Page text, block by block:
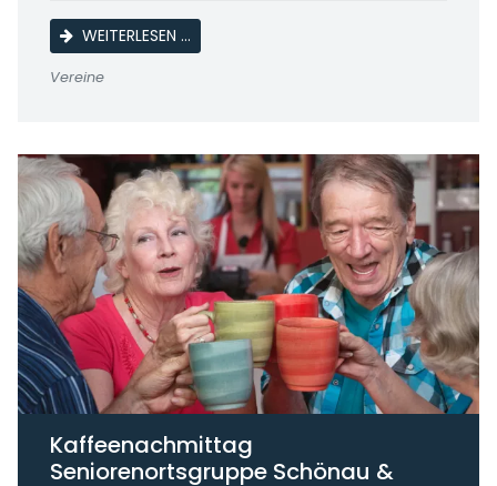
WEITERLESEN …LINE DANCE
Vereine
Kaffeenachmittag
Seniorenortsgruppe Schönau &